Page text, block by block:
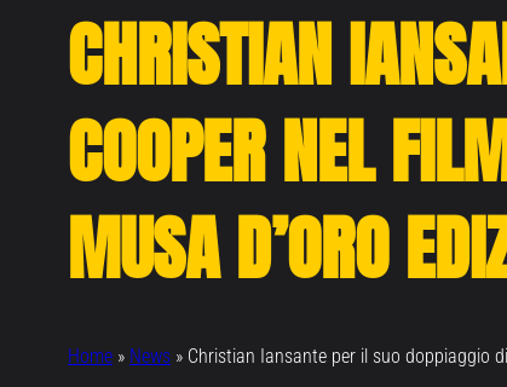
CHRISTIAN
COOPER NEL
MUSA D’ORO
Home » News » Christian Iansante per il suo doppiaggio